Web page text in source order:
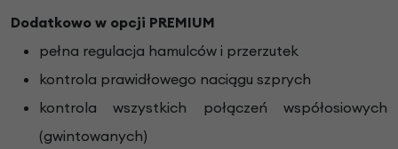
Dodatkowo w opcji PREMIUM
pełna regulacja hamulców i przerzutek
kontrola prawidłowego naciągu szprych
kontrola wszystkich połączeń współosiowych
(gwintowanych)